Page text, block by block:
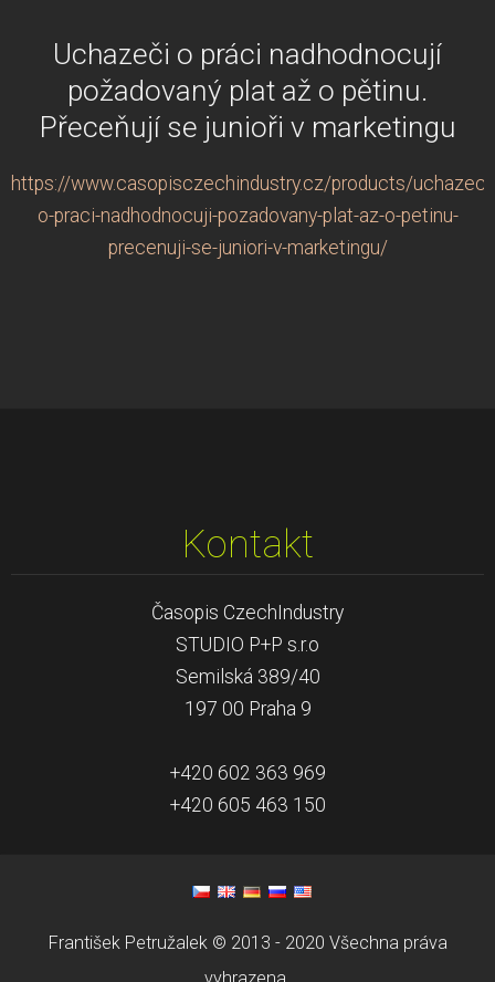
Uchazeči o práci nadhodnocují
požadovaný plat až o pětinu.
Přeceňují se junioři v marketingu
https://www.casopisczechindustry.cz/products/uchazeci-
o-praci-nadhodnocuji-pozadovany-plat-az-o-petinu-
precenuji-se-juniori-v-marketingu/
Kontakt
Časopis CzechIndustry
STUDIO P+P s.r.o
Semilská 389/40
197 00 Praha 9
+420 602 363 969
+420 605 463 150
František Petružalek © 2013 - 2020 Všechna práva